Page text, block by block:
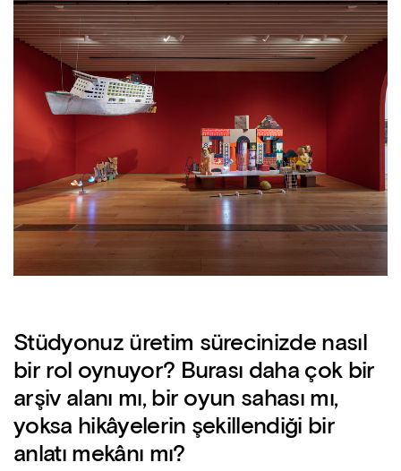
Stüdyonuz üretim sürecinizde nasıl
bir rol oynuyor? Burası daha çok bir
arşiv alanı mı, bir oyun sahası mı,
yoksa hikâyelerin şekillendiği bir
anlatı mekânı mı?